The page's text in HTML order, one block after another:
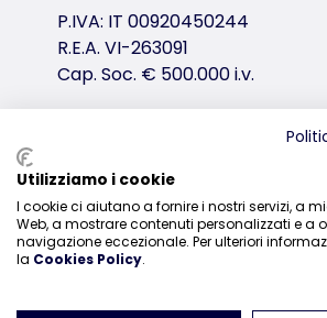
link per il download
TRIXIE Imballaggio 36087-
P.IVA: IT 00920450244
R.E.A. VI-263091
Cap. Soc. € 500.000 i.v.
Distribuzione
0444-835329
Utilizziamo i cookie
I cookie ci aiutano a fornire i nostri servizi, a
Web, a mostrare contenuti personalizzati e a
navigazione eccezionale. Per ulteriori
la Cookies Policy.